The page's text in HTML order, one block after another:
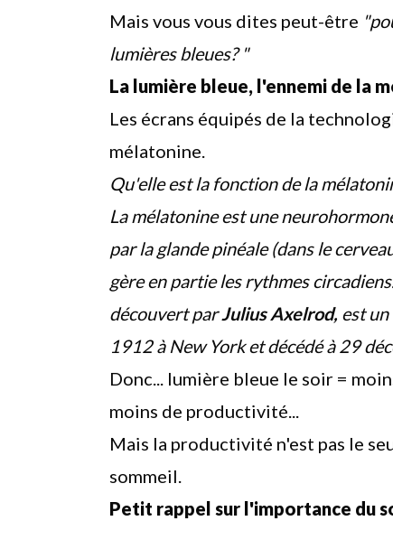
Mais vous vous dites peut-être
lumières bleues? "
La lumière bleue, l'ennemi de la
Les écrans équipés de la
mélatonine.
Qu'elle est la fonction de la
La mélatonine est une
par la glande pinéale (dans le
gère en partie lesrythmes circadiens
découvert parJulius Axelrod, est
1912 à New York et décédé à 29
Donc... lumière bleue le soir =
moins de productivité...
Mais la productivité n'est pas le
sommeil.
Petit rappel sur l'importance du